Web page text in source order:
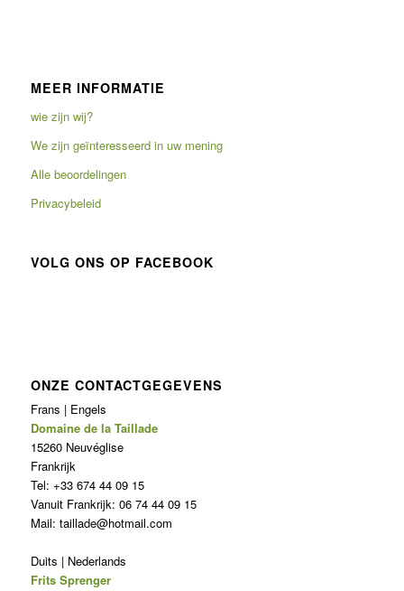
MEER INFORMATIE
wie zijn wij?
We zijn geïnteresseerd in uw mening
Alle beoordelingen
Privacybeleid
VOLG ONS OP FACEBOOK
ONZE CONTACTGEGEVENS
Frans | Engels
Domaine de la Taillade
15260 Neuvéglise
Frankrijk
Tel: +33 674 44 09 15
Vanuit Frankrijk: 06 74 44 09 15
Mail: taillade@hotmail.com
Duits | Nederlands
Frits Sprenger